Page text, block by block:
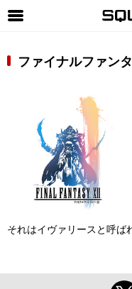
マガジン＆ブックス
ミュージック
動画
ファイナルファン
それはイヴァリースと呼ば